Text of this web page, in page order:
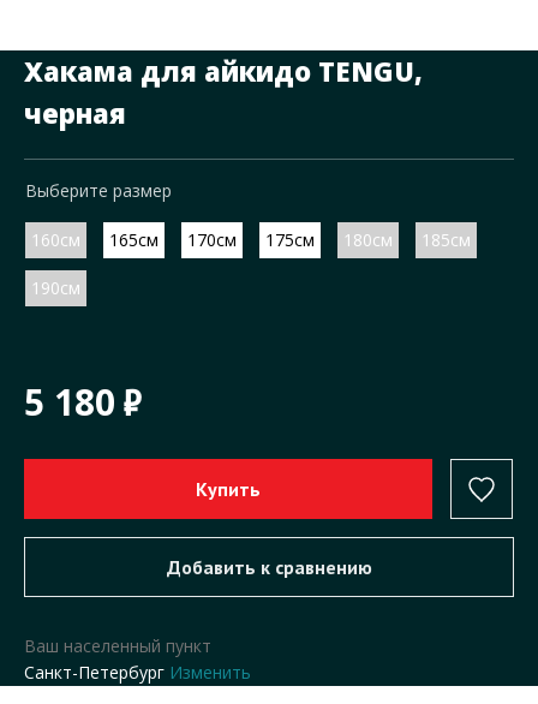
Хакама для айкидо TENGU,
черная
Выберите размер
160см 165см 170см 175см 180см 185см
190см
5 180
Ваш населенный пункт
Санкт-Петербург Изменить